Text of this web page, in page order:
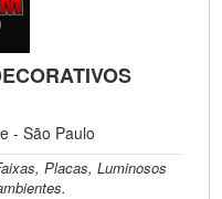
- São Paulo
Placas, Luminosos